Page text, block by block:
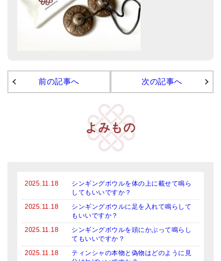
倍音呼吸法レッスン
アマナマナとは
前の記事へ 次の記事へ
よみもの
2025.11.18
シンギングボウルを体の上に載せて鳴ら
してもいいですか？
2025.11.18
シンギングボウルに足を入れて鳴らして
もいいですか？
2025.11.18
シンギングボウルを頭にかぶって鳴らし
てもいいですか？
2025.11.18
ティンシャの本物と偽物はどのように見